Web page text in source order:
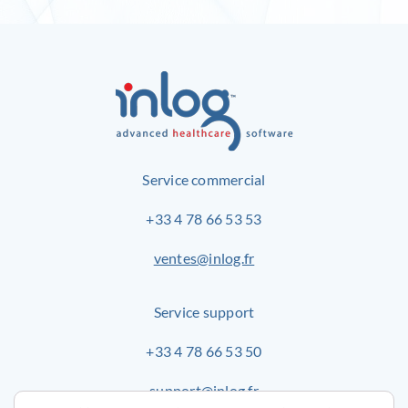
Service commercial
+33 4 78 66 53 53
ventes@inlog.fr
Service support
+33 4 78 66 53 50
support@inlog.fr